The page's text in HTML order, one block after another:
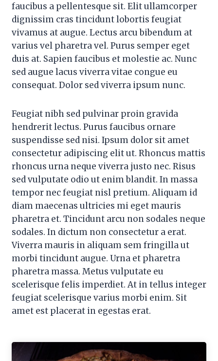
faucibus a pellentesque sit. Elit ullamcorper
dignissim cras tincidunt lobortis feugiat
vivamus at augue. Lectus arcu bibendum at
varius vel pharetra vel. Purus semper eget
duis at. Sapien faucibus et molestie ac. Nunc
sed augue lacus viverra vitae congue eu
consequat. Dolor sed viverra ipsum nunc.
Feugiat nibh sed pulvinar proin gravida
hendrerit lectus. Purus faucibus ornare
suspendisse sed nisi. Ipsum dolor sit amet
consectetur adipiscing elit ut. Rhoncus mattis
rhoncus urna neque viverra justo nec. Risus
sed vulputate odio ut enim blandit. In massa
tempor nec feugiat nisl pretium. Aliquam id
diam maecenas ultricies mi eget mauris
pharetra et. Tincidunt arcu non sodales neque
sodales. In dictum non consectetur a erat.
Viverra mauris in aliquam sem fringilla ut
morbi tincidunt augue. Urna et pharetra
pharetra massa. Metus vulputate eu
scelerisque felis imperdiet. At in tellus integer
feugiat scelerisque varius morbi enim. Sit
amet est placerat in egestas erat.